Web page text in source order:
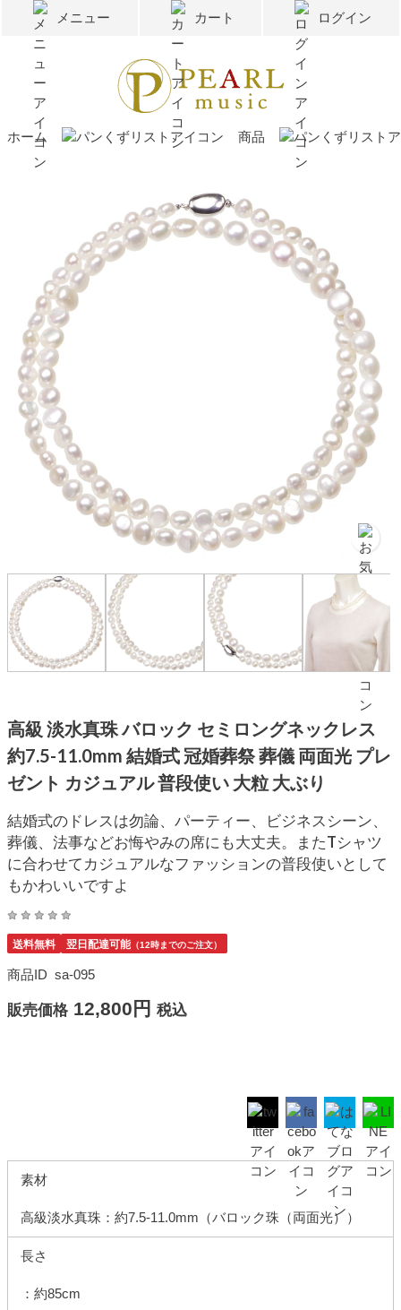
メニュー カート ログイン
ホーム 商品
高級 淡水真珠 バロック セミロングネックレス
約7.5-11.0mm 結婚式 冠婚葬祭 葬儀 両面光 プレ
ゼント カジュアル 普段使い 大粒 大ぶり
結婚式のドレスは勿論、パーティー、ビジネスシーン、
葬儀、法事などお悔やみの席にも大丈夫。またTシャツ
に合わせてカジュアルなファッションの普段使いとして
もかわいいですよ
送料無料 翌日配達可能（12時までのご注文）
商品ID sa-095
販売価格 12,800円 税込
素材
高級淡水真珠：約7.5-11.0mm（バロック珠（両面光））
長さ
：約85cm